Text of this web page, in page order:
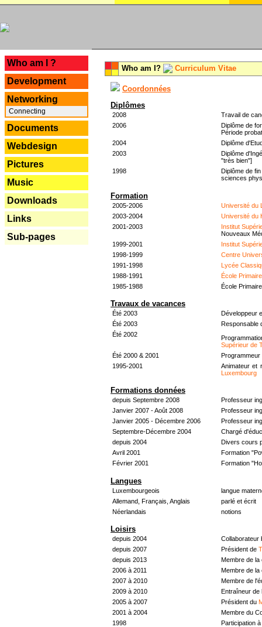
Who am I ?
Development
Networking
Connecting
Documents
Webdesign
Pictures
Music
Downloads
Links
Sub-pages
Who am I? Curriculum Vitae
Coordonnées
Diplômes
2008
Travail de
2006
Diplôme de
Période
2004
Diplôme
2003
Diplôme
"très bien"]
1998
Diplôme de
sciences
Formation
2005-2006
Université du
2003-2004
Université du
2001-2003
Institut
Nouveaux
1999-2001
Institut
1998-1999
Centre
1991-1998
Lycée
1988-1991
École
1985-1988
École
Travaux de vacances
Été 2003
Développeur
Été 2003
Responsable
Été 2002
Supérieur de
Été 2000 & 2001
Programmeur
1995-2001
Animateur et
Luxembourg
Formations données
depuis Septembre 2008
Professeur
Janvier 2007 - Août 2008
Professeur
Janvier 2005 - Décembre 2006
Professeur
Septembre-Décembre 2004
Chargé
depuis 2004
Divers cours
Avril 2001
Formation
Février 2001
Formation
Langues
Luxembourgeois
langue
Allemand, Français, Anglais
parlé et écrit
Néerlandais
notions
Loisirs
depuis 2004
Collaborateur
depuis 2007
Président de
depuis 2013
Membre de
2006 à 2011
Membre de
2007 à 2010
Membre de
2009 à 2010
Entraîneur de
2005 à 2007
Président du
2001 à 2004
Membre du
1998
Participation à